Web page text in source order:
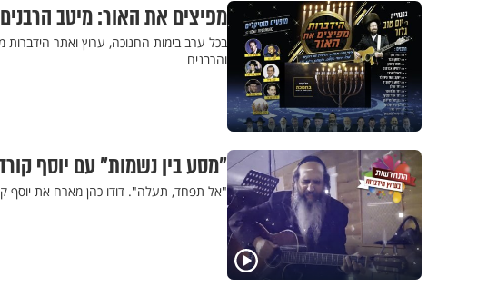
מפיצים את האור: מיטב
בכל ערב בימות החנוכה, ערוץ ואתר הידברות
והרבנים
"מסע בין נשמות" עם יוסף
"אל תפחד, תעלה". דודו כהן מארח את יוסף